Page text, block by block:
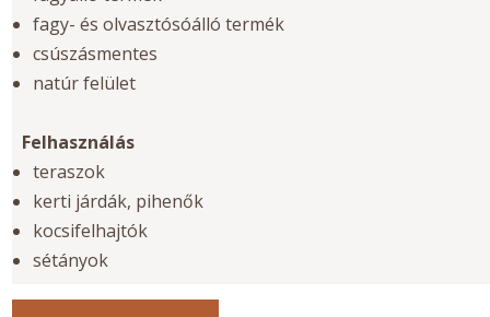
fagy- és olvasztósóálló termék
csúszásmentes
natúr felület
Felhasználás
teraszok
kerti járdák, pihenők
kocsifelhajtók
sétányok